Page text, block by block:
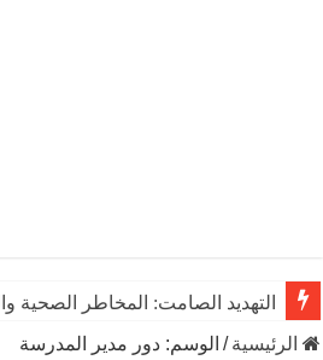
التهديد الصامت: المخاطر الصحية
الرئيسية/ الوسم: دور مدير المدرسة